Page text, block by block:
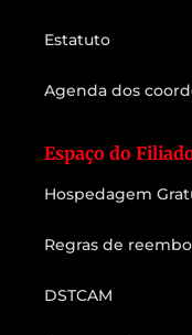
Estatuto
Agenda dos
Espaço do
Hospedagem
Regras de
DSTCAM